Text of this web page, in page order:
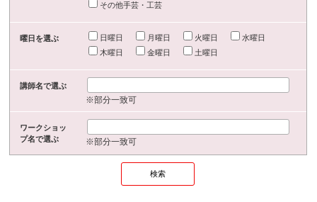
その他手芸・工芸
曜日を選ぶ 日曜日 月曜日 火曜日
水曜日
木曜日
金曜日 土曜日
講師名で選ぶ
※部分一致可
ワークショッ
プ名で選ぶ
※部分一致可